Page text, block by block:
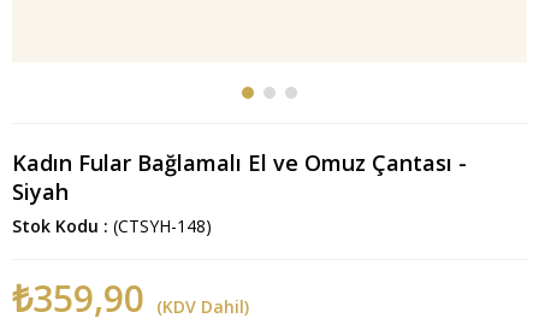
Kadın Fular Bağlamalı El ve Omuz Çantası -
Siyah
Stok Kodu (CTSYH-148)
₺359,90 (KDV Dahil)